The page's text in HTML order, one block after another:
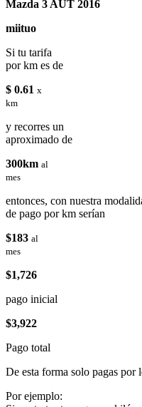
Mazda 3 AUT 2016
miituo
Si tu tarifa
por km es de
$ 0.61 x
km
y recorres un
aproximado de
300km al
mes
entonces, con nuestra
de pago por km serían
$183 al
mes
$1,726
pago inicial
$3,922
Pago total
De esta forma solo pagas por
Por ejemplo: